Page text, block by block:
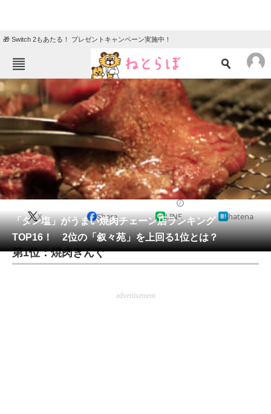
🎁 Switch 2もあたる！ プレゼントキャンペーン実施中！
ねとらぼメニュー
TOP ニュース
エンタメ クイズ
グルメ 地域
住まい 教育・育児
動物 リサーチ
会員記事
メディア
「タン塩」がうまい焼肉チェーン店ランキング
TOP16！ 2位の「叙々苑」を上回る1位とは？
X Share LINE hatena
第1位：焼肉きんぐ
advertisement